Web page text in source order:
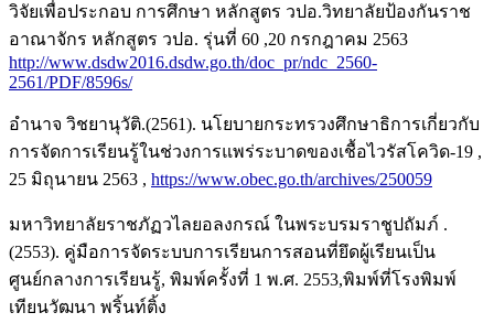
วิจัยเพื่อประกอบ การศึกษา หลักสูตร วปอ.วิทยาลัยป้องกันราช
อาณาจักร หลักสูตร วปอ. รุ่นที่ 60 ,20 กรกฎาคม 2563
http://www.dsdw2016.dsdw.go.th/doc_pr/ndc_2560-
2561/PDF/8596s/
อำนาจ วิชยานุวัติ.(2561). นโยบายกระทรวงศึกษาธิการเกี่ยวกับ
การจัดการเรียนรู้ในช่วงการแพร่ระบาดของเชื้อไวรัสโควิด-19 ,
25 มิถุนายน 2563 , https://www.obec.go.th/archives/250059
มหาวิทยาลัยราชภัฏวไลยอลงกรณ์ ในพระบรมราชูปถัมภ์ .
(2553). คู่มือการจัดระบบการเรียนการสอนที่ยึดผู้เรียนเป็น
ศูนย์กลางการเรียนรู้, พิมพ์ครั้งที่ 1 พ.ศ. 2553,พิมพ์ที่โรงพิมพ์
เทียนวัฒนา พริ้นท์ติ้ง